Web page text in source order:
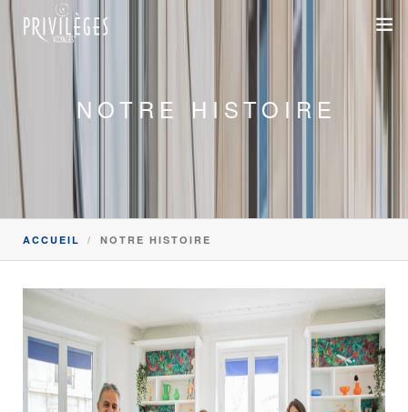
DESTINATIONS
CROISIÈRES
INSPIRATIONS
DEVIS 100% SUR-MESURE
+33 1 47 20 36 59
SUR-MESURE
DÉPLACEMENTS PROFESSIONNELS
NOTRE HISTOIRE
ACCUEIL NOTRE HISTOIRE